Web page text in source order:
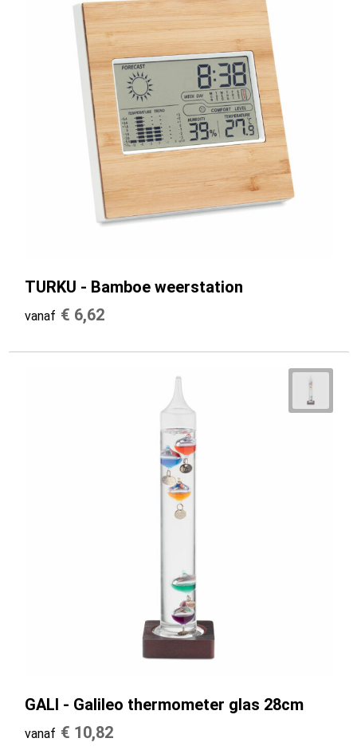
TURKU - Bamboe weerstation
vanaf € 6,62
GALI - Galileo thermometer glas 28cm
vanaf € 10,82